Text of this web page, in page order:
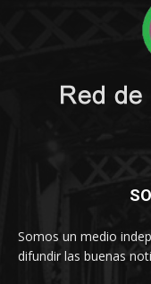
Somos un medio
difundir las buenas